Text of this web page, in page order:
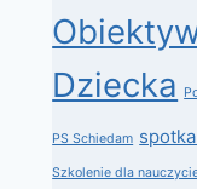
Dziecka
PS Schiedam
Szkolenie dla